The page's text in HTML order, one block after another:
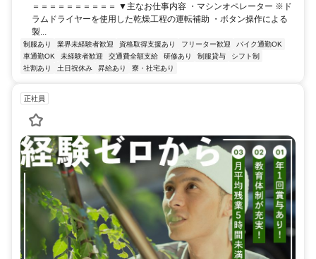
＝＝＝＝＝＝＝＝＝＝ ▼主なお仕事内容 ・マシンオペレーター ※ド
ラムドライヤーを使用した乾燥工程の運転補助 ・ボタン操作による
製...
制服あり 業界未経験者歓迎 資格取得支援あり フリーター歓迎
バイク通勤OK
車通勤OK
未経験者歓迎 交通費全額支給 研修あり 制服貸与
シフト制
社割あり
土日祝休み 昇給あり 寮・社宅あり
正社員